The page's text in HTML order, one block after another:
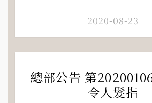
2020-08-23
總部公告 第
令人髮指